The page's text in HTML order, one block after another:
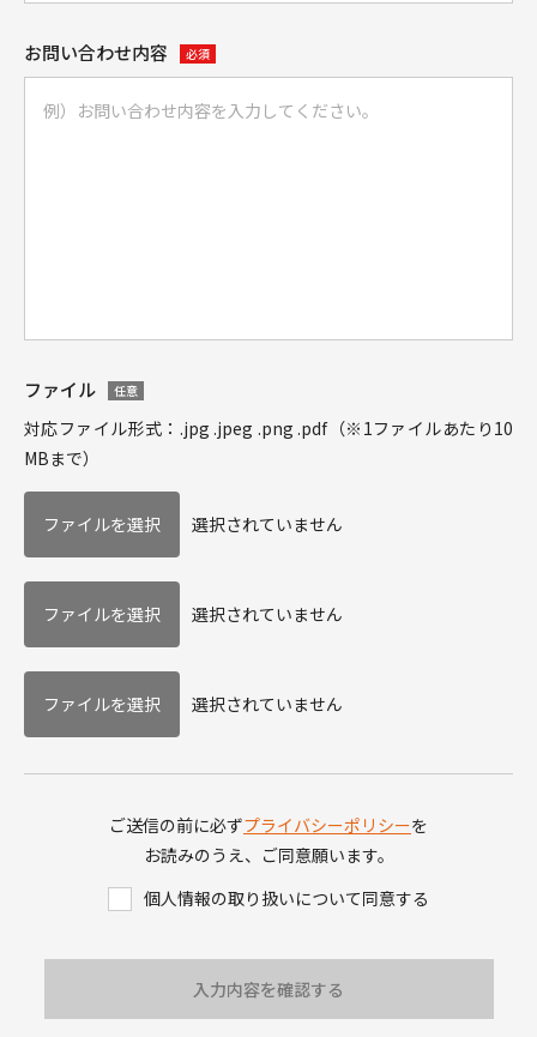
お問い合わせ内容 必須
ファイル 任意
対応ファイル形式：.jpg .jpeg .png .pdf（※1ファイルあたり10
MBまで）
選択されていません
選択されていません
選択されていません
ご送信の前に必ずプライバシーポリシーを
お読みのうえ、ご同意願います。
個人情報の取り扱いについて同意する
入力内容を確認する